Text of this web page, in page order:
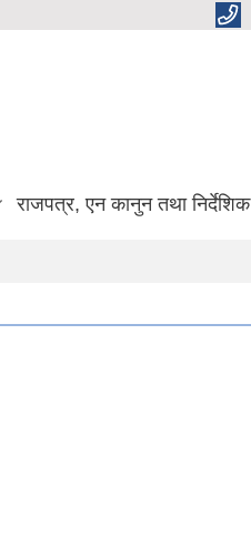
राजपत्र, एन कानुन तथा निर्देशिक